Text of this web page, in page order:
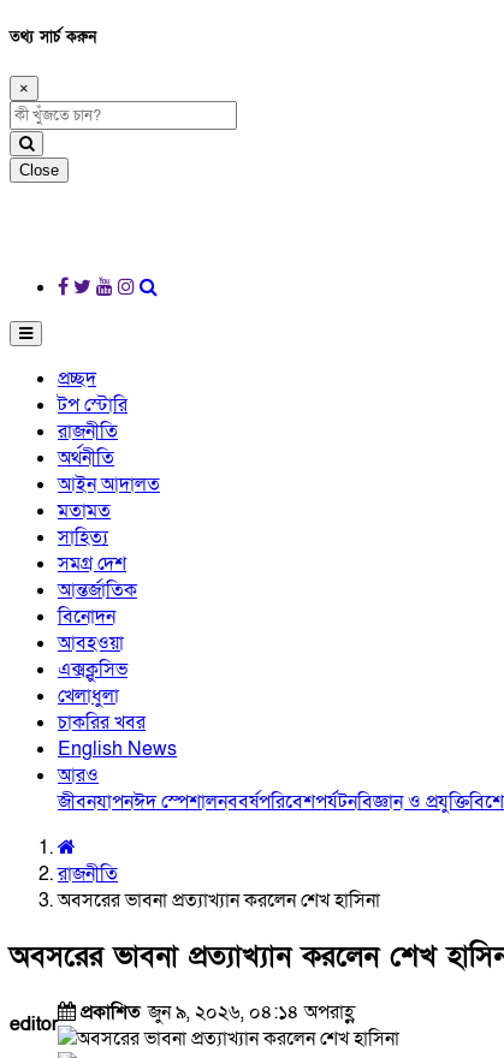
তথ্য সার্চ করুন
×
Close
প্রচ্ছদ
টপ স্টোরি
রাজনীতি
অর্থনীতি
আইন আদালত
মতামত
সাহিত্য
সমগ্র দেশ
আন্তর্জাতিক
বিনোদন
আবহওয়া
এক্সক্লুসিভ
খেলাধুলা
চাকরির খবর
English News
আরও
জীবনযাপনঈদ স্পেশালনববর্ষপরিবেশপর্যটনবিজ্ঞান ও প্রযুক্তি
রাজনীতি
অবসরের ভাবনা প্রত্যাখ্যান করলেন শেখ হাসিনা
অবসরের ভাবনা প্রত্যাখ্যান করলেন শেখ
editor প্রকাশিতজুন ৯, ২০২৬, ০৪:১৪ অপরাহ্ণ